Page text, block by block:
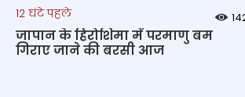
12 घंटे पहले
जापान के हिरोशिमा में परमाणु बम
गिराए जाने की बरसी आज